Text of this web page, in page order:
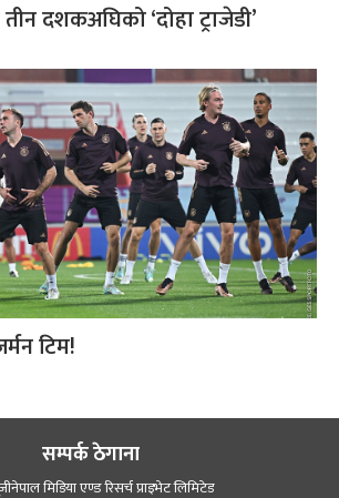
दशकअघिको ‘दोहा ट्राजेडी’
टिम!
सम्पर्क ठेगाना
मिडिया एण्ड रिसर्च प्राइभेट लिमिटेड